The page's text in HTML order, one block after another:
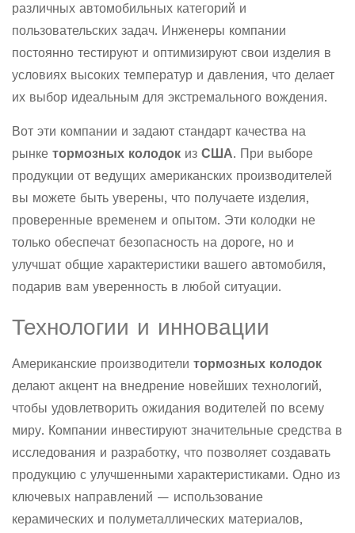
различных автомобильных категорий и
пользовательских задач. Инженеры компании
постоянно тестируют и оптимизируют свои изделия в
условиях высоких температур и давления, что делает
их выбор идеальным для экстремального вождения.
Вот эти компании и задают стандарт качества на
рынке тормозных колодок из США. При выборе
продукции от ведущих американских производителей
вы можете быть уверены, что получаете изделия,
проверенные временем и опытом. Эти колодки не
только обеспечат безопасность на дороге, но и
улучшат общие характеристики вашего автомобиля,
подарив вам уверенность в любой ситуации.
Технологии и инновации
Американские производители тормозных колодок
делают акцент на внедрение новейших технологий,
чтобы удовлетворить ожидания водителей по всему
миру. Компании инвестируют значительные средства в
исследования и разработку, что позволяет создавать
продукцию с улучшенными характеристиками. Одно из
ключевых направлений — использование
керамических и полуметаллических материалов,